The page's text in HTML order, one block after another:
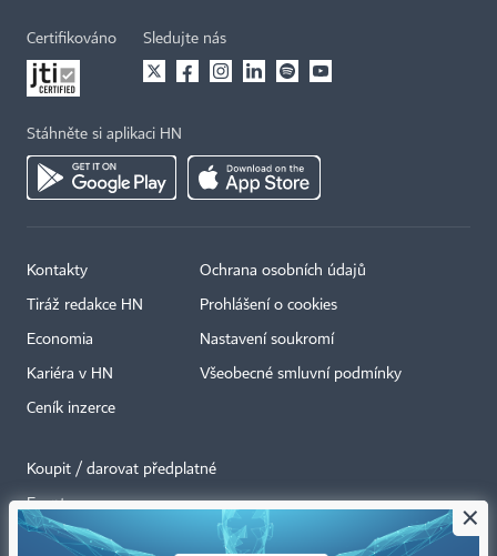
Certifikováno Sledujte nás
Stáhněte si aplikaci HN
Kontakty
Tiráž redakce HN
Economia
Kariéra v HN
Ceník inzerce
Ochrana osobních údajů
Prohlášení o cookies
Nastavení soukromí
Všeobecné smluvní podmínky
Koupit / darovat předplatné
Eventy
Newslettery
×